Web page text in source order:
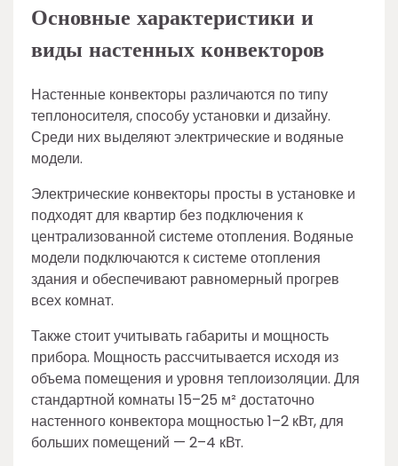
Основные характеристики и
виды настенных конвекторов
Настенные конвекторы различаются по типу
теплоносителя, способу установки и дизайну.
Среди них выделяют электрические и водяные
модели.
Электрические конвекторы просты в установке и
подходят для квартир без подключения к
централизованной системе отопления. Водяные
модели подключаются к системе отопления
здания и обеспечивают равномерный прогрев
всех комнат.
Также стоит учитывать габариты и мощность
прибора. Мощность рассчитывается исходя из
объема помещения и уровня теплоизоляции. Для
стандартной комнаты 15–25 м² достаточно
настенного конвектора мощностью 1–2 кВт, для
больших помещений — 2–4 кВт.